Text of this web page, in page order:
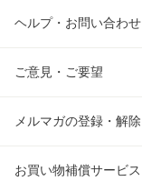
ヘルプ・お問い合わせ
ご意見・ご要望
メルマガの登録・解除
お買い物補償サービス